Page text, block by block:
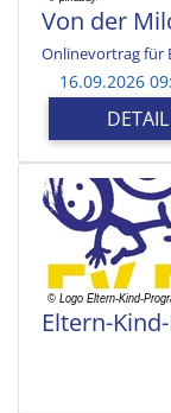
Von der
Onlinevortrag für
16.09.2026
DETAIL
Eltern-